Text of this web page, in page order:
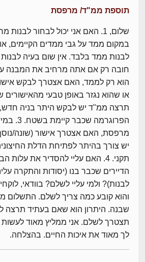
תוספת ממ"ד/ מרפסת
שלום, 1. האם אני יכול לבחור
במקום ממד על גבי ממדים הקיימים,
לבנות ממד בלבד. אין שום בעיה
הוא רק לממד, האם אצטרך לבקש
או שהוא נגזר באופן טבעי מהאישורים
תרצה ממ"ד יש לבקש היתר בניה
הפרוגרמה
מרפסת, האם אצטרך אישור (שונה/
יש צורך בהיתר לפתיחת הדלת
תקני. 4. האם עליי להסדיר את עלות
הדיירים שכבר בנו (יסודות והתקרה
לבנות)? ולמי עליי לשלם? בוודאי,
והוא קובע כמה צריך לשלם. התשלום
שבנה. היתרון הוא שאם בעתיד תרצה
תצטרך לשלם. אני ממליץ מאוד
לך מאוד את איכות החיים. בהצלחה.